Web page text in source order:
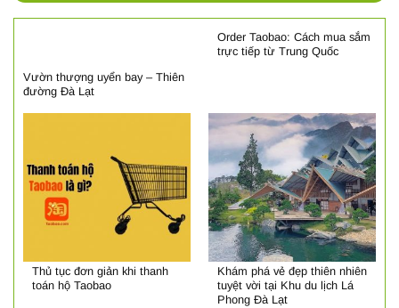
Vườn thượng uyển bay – Thiên
đường Đà Lạt
Order Taobao: Cách mua sắm
trực tiếp từ Trung Quốc
Thủ tục đơn giản khi thanh
toán hộ Taobao
Khám phá vẻ đẹp thiên nhiên
tuyệt vời tại Khu du lịch Lá
Phong Đà Lạt